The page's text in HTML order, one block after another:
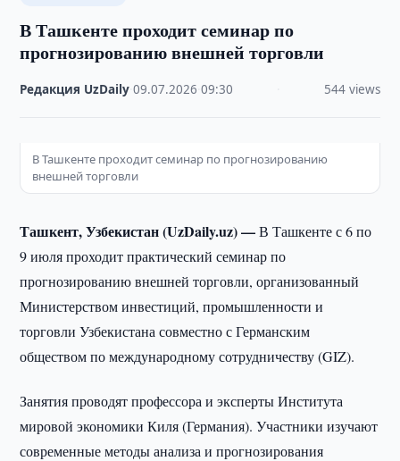
В Ташкенте проходит семинар по
прогнозированию внешней торговли
Редакция UzDaily ·09.07.2026 ·09:30 544 views
В Ташкенте проходит семинар по прогнозированию
внешней торговли
Ташкент, Узбекистан (UzDaily.uz) —В Ташкенте с 6 по
9 июля проходит практический семинар по
прогнозированию внешней торговли, организованный
Министерством инвестиций, промышленности и
торговли Узбекистана совместно с Германским
обществом по международному сотрудничеству (GIZ).
Занятия проводят профессора и эксперты Института
мировой экономики Киля (Германия). Участники изучают
современные методы анализа и прогнозирования